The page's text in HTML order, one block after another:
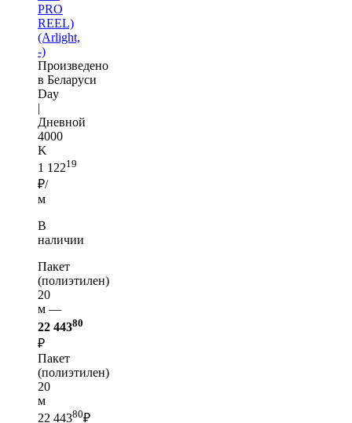
PRO
REEL)
(Arlight,
-)
Произведено
в Беларуси
Day
|
Дневной
4000
K
1 12219
₽/
м
В
наличии
Пакет
(полиэтилен)
20
м —
22 44380
₽
Пакет
(полиэтилен)
20
м
22 44380₽